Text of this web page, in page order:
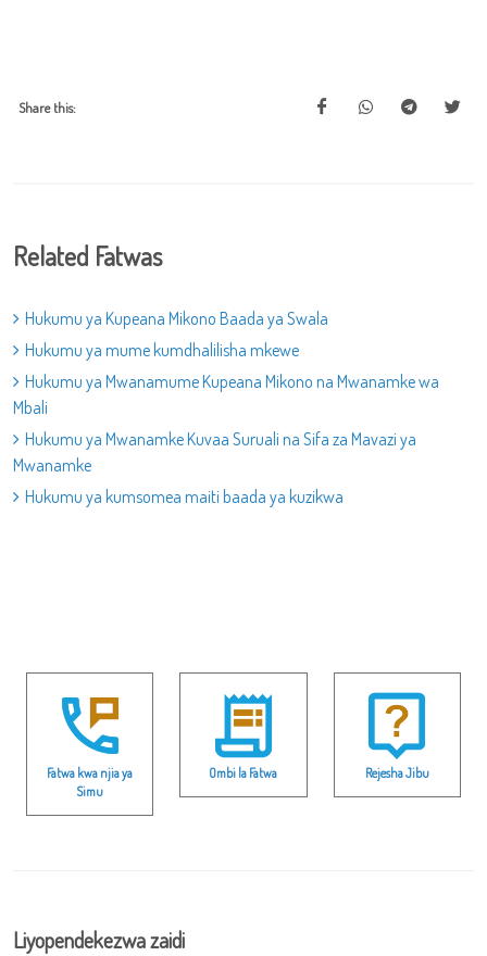
Share this:
Related Fatwas
Hukumu ya Kupeana Mikono Baada ya Swala
Hukumu ya mume kumdhalilisha mkewe
Hukumu ya Mwanamume Kupeana Mikono na Mwanamke wa
Mbali
Hukumu ya Mwanamke Kuvaa Suruali na Sifa za Mavazi ya
Mwanamke
Hukumu ya kumsomea maiti baada ya kuzikwa
Fatwa kwa njia ya
Simu
Ombi la Fatwa Rejesha Jibu
Liyopendekezwa zaidi